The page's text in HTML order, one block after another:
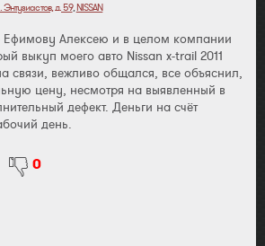
д. 59,NISSAN
Ефимову Алексею и в целом компании
выкуп моего авто Nissan x-trail 2011
связи, вежливо общался, все объяснил,
цену, несмотря на выявленный в
дефект. Деньги на счёт
день.
0